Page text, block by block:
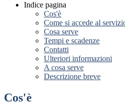
Indice pagina
Cos'è
Come si accede al
Cosa serve
Tempi e scadenze
Contatti
Ulteriori informazioni
A cosa serve
Descrizione breve
Cos'è